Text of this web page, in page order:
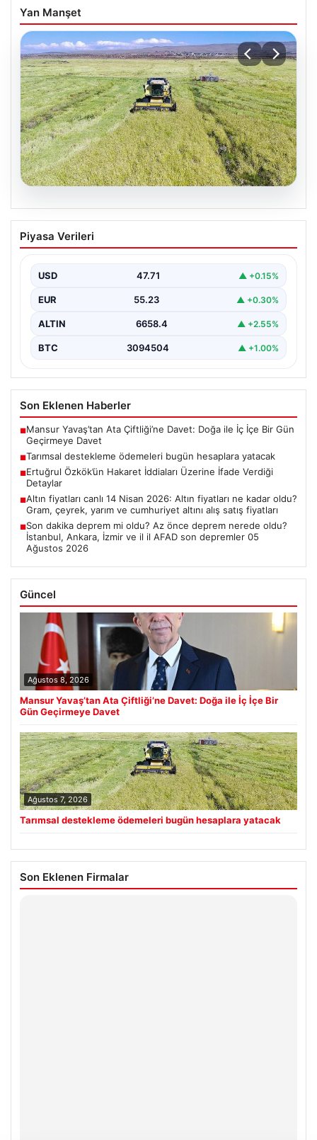
Yan Manşet
07.08.2026
Tarımsal destekleme ödemeleri bugün
hesaplara yatacak
Piyasa Verileri
USD 47.71 ▲ +0.15%
EUR 55.23 ▲ +0.30%
ALTIN 6658.4 ▲ +2.55%
BTC 3094504 ▲ +1.00%
Son Eklenen Haberler
■Mansur Yavaş’tan Ata Çiftliği’ne Davet: Doğa ile İç İçe Bir Gün
Geçirmeye Davet
■Tarımsal destekleme ödemeleri bugün hesaplara yatacak
■Ertuğrul Özkök’ün Hakaret İddiaları Üzerine İfade Verdiği
Detaylar
■Altın fiyatları canlı 14 Nisan 2026: Altın fiyatları ne kadar oldu?
Gram, çeyrek, yarım ve cumhuriyet altını alış satış fiyatları
■Son dakika deprem mi oldu? Az önce deprem nerede oldu?
İstanbul, Ankara, İzmir ve il il AFAD son depremler 05
Ağustos 2026
Güncel
Ağustos 8, 2026
Mansur Yavaş’tan Ata Çiftliği’ne Davet: Doğa ile İç İçe Bir
Gün Geçirmeye Davet
Ağustos 7, 2026
Tarımsal destekleme ödemeleri bugün hesaplara yatacak
Son Eklenen Firmalar